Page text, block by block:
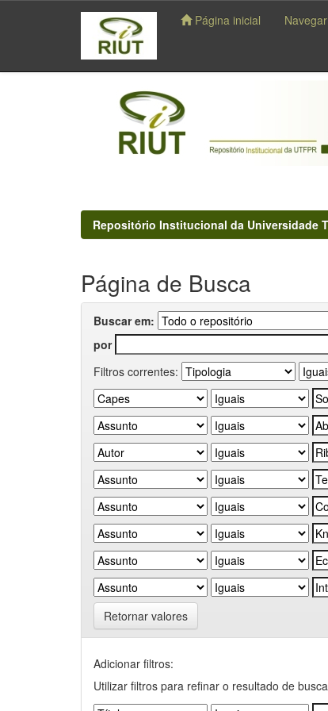
navigation
Página inicial Navegar
Repositório Institucional da Universidade
Página de Busca
Buscar em:
por
Filtros correntes:
Retornar valores
Adicionar filtros:
Utilizar filtros para refinar o resultado de